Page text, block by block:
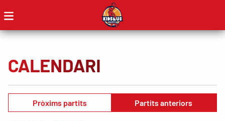
CALENDARI
Pròxims partits Partits anteriors